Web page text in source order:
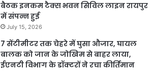
बैठक इनकम टैक्स भवन सिविल लाइन रायपुर
में संपन्न हुई
July 15, 2026
7 सेंटीमीटर तक चेहरे में घुसा औजार, घायल
बालक को जान के जोखिम से बाहर लाया,
ईएनटी विभाग के डॉक्टरों ने रचा कीर्तिमान